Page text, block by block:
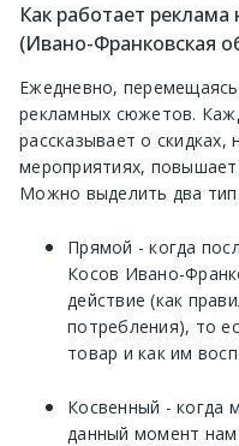
Как работает
(Ивано-Франковская
Ежедневно,
рекламных сюжетов.
рассказывает о
мероприятиях,
Можно выделить два
Прямой - когда
Косов Ивано-
действие (как
потребления), то
товар и как им
Косвенный - когда
данный момент